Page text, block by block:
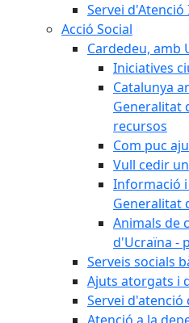
Servei d'Atenció
Acció Social
Cardedeu, amb
Iniciatives
Catalunya
Generalitat
recursos
Com puc
Vull cedir
Informació
Generalitat
Animals de
d'Ucraïna -
Serveis socials
Ajuts atorgats i
Servei d'atenció